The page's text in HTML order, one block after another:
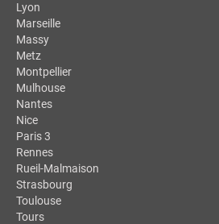
Lyon
Marseille
Massy
Metz
Montpellier
Mulhouse
Nantes
Nice
Paris 3
Rennes
Rueil-Malmaison
Strasbourg
Toulouse
Tours